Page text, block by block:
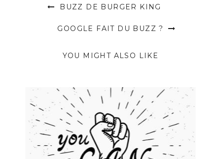
BUZZ DE BURGER KING
GOOGLE FAIT DU BUZZ ?
YOU MIGHT ALSO LIKE